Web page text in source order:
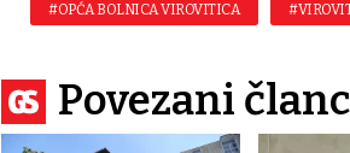
#OPĆA BOLNICA VIROVITICA
Povezani